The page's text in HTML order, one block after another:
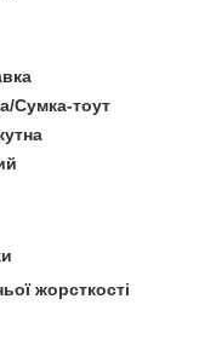
Сумка-тоут
жорсткості